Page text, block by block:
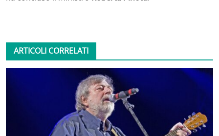
ARTICOLI CORRELATI